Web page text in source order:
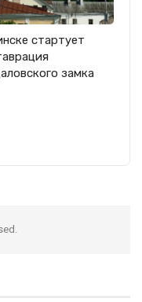
стартует
замка